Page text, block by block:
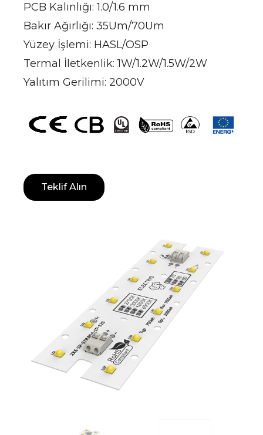
PCB Kalınlığı: 1.0/1.6 mm
Bakır Ağırlığı: 35Um/70Um
Yüzey İşlemi: HASL/OSP
Termal İletkenlik: 1W/1.2W/1.5W/2W
Yalıtım Gerilimi: 2000V
Teklif Alın